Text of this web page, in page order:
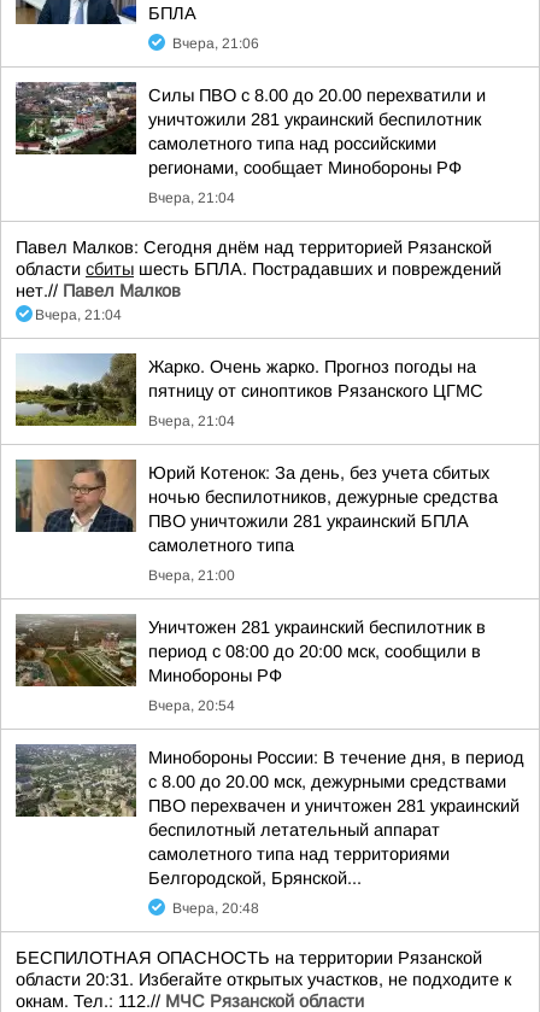
БПЛА
Вчера, 21:06
Силы ПВО с 8.00 до 20.00 перехватили и
уничтожили 281 украинский беспилотник
самолетного типа над российскими
регионами, сообщает Минобороны РФ
Вчера, 21:04
Павел Малков: Сегодня днём над территорией Рязанской
области сбиты шесть БПЛА. Пострадавших и повреждений
нет.// Павел Малков
Вчера, 21:04
Жарко. Очень жарко. Прогноз погоды на
пятницу от синоптиков Рязанского ЦГМС
Вчера, 21:04
Юрий Котенок: За день, без учета сбитых
ночью беспилотников, дежурные средства
ПВО уничтожили 281 украинский БПЛА
самолетного типа
Вчера, 21:00
Уничтожен 281 украинский беспилотник в
период с 08:00 до 20:00 мск, сообщили в
Минобороны РФ
Вчера, 20:54
Минобороны России: В течение дня, в период
с 8.00 до 20.00 мск, дежурными средствами
ПВО перехвачен и уничтожен 281 украинский
беспилотный летательный аппарат
самолетного типа над территориями
Белгородской, Брянской...
Вчера, 20:48
БЕСПИЛОТНАЯ ОПАСНОСТЬ на территории Рязанской
области 20:31. Избегайте открытых участков, не подходите к
окнам. Тел.: 112.// МЧС Рязанской области